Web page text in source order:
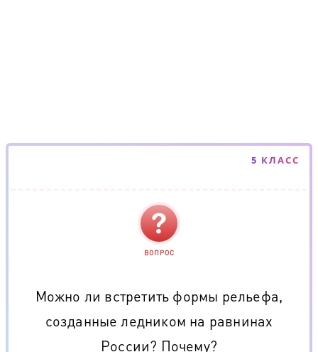
5 КЛАСС
ВОПРОС
Можно ли встретить формы рельефа,
созданные ледником на равнинах
России? Почему?